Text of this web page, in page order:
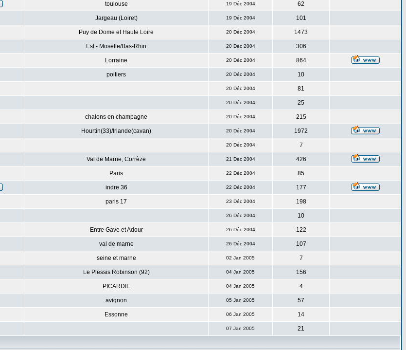
toulouse 19 Déc 2004 62
Jargeau (Loiret) 19 Déc 2004 101
Puy de Dome et Haute Loire 20 Déc 2004 1473
Est - Moselle/Bas-Rhin 20 Déc 2004 306
Lorraine 20 Déc 2004 864
poitiers 20 Déc 2004 10
20 Déc 2004 81
20 Déc 2004 25
chalons en champagne 20 Déc 2004 215
Hourtin(33)/Irlande(cavan) 20 Déc 2004 1972
20 Déc 2004 7
Val de Marne, Corrèze 21 Déc 2004 426
Paris 22 Déc 2004 85
indre 36 22 Déc 2004 177
paris 17 23 Déc 2004 198
26 Déc 2004 10
Entre Gave et Adour 26 Déc 2004 122
val de marne 26 Déc 2004 107
seine et marne 02 Jan 2005 7
Le Plessis Robinson (92) 04 Jan 2005 156
PICARDIE 04 Jan 2005 4
avignon 05 Jan 2005 57
Essonne 06 Jan 2005 14
07 Jan 2005 21